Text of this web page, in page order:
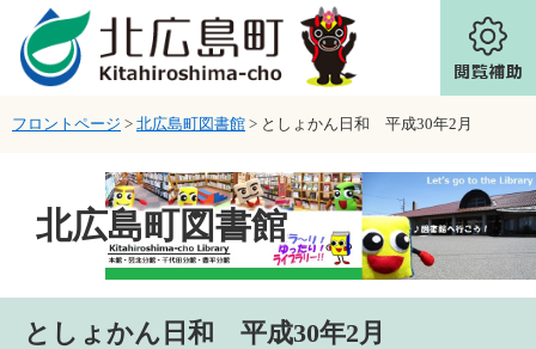
ページの先頭です。
メニューを飛ばして本文へ
フロントページ > 北広島町図書館 > としょかん日和 平成30年2月
北広島町図書館
としょかん日和 平成30年2月